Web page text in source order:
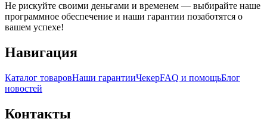
Не рискуйте своими деньгами и временем — выбирайте наше
программное обеспечение и наши гарантии позаботятся о
вашем успехе!
Навигация
Каталог товаровНаши гарантииЧекерFAQ и помощьБлог
новостей
Контакты